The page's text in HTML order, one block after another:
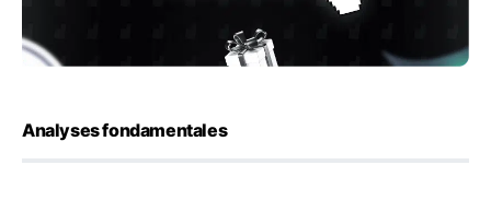
Analyses fondamentales